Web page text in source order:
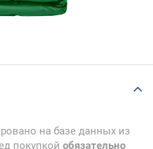
на базе данных из
покупкой обязательно